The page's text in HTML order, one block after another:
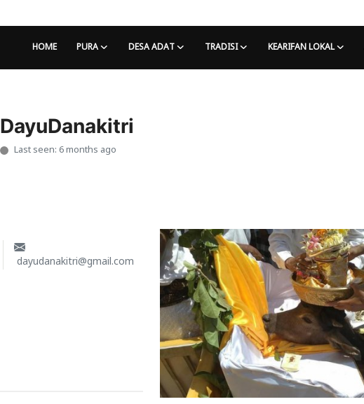
HOME PURA DESA ADAT TRADISI KEARIFAN LOKAL
DayuDanakitri
Last seen: 6 months ago
dayudanakitri@gmail.com